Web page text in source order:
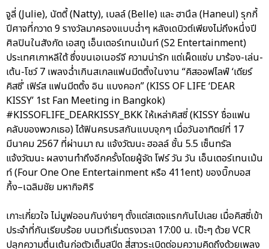
จูลี่ (Julie), นัตตี้ (Natty), เบลล์ (Belle) และ ฮานึล (Haneul) รุกกี้
ปีศาจที่กวาด 9 รางวัลมาครองแบบฉ่ำๆ หลังเดบิวต์เพียงไม่ถึงหนึ่งปี
ศิลปินในสังกัด เอสทู เอ็นเตอร์เทนเม้นท์ (S2 Entertainment)
ประเทศเกาหลีใต้ ซึ่งขนเอเนอร์จี ความน่ารัก แต่เผ็ดแซ่บ มาร้อง-เล่น-
เต้น-โชว์ 7 เพลงฉ่ำเกินสเกลแฟนมีตติ้งในงาน “คิสออฟไลฟ์ ‘เดียร์
คิสซี่’ เฟิร์ส แฟนมีตติ้ง อิน แบงคอก” (KISS OF LIFE ‘DEAR
KISSY’ 1st Fan Meeting in Bangkok)
#KISSOFLIFE_DEARKISSY_BKK ให้เหล่าคิสซี่ (KISSY ชื่อแฟน
คลับของพวกเธอ) ได้ฟินครบรสกันแบบจุกๆ เมื่อวันอาทิตย์ที่ 17
มีนาคม 2567 ที่ผ่านมา ณ แจ้งวัฒนะ ฮอลล์ ชั้น 5.5 เซ็นทรัล
แจ้งวัฒนะ ผลงานทำถึงอีกครั้งโดยผู้จัด โฟร์ วัน วัน เอ็นเตอร์เทนเม้น
ท์ (Four One One Entertainment หรือ 411ent) ของบิ๊กบอส
กึ้ง–เฉลิมชัย มหากิจศิริ
เกาะเกี่ยวใจ ไม่มูฟออนกันง่ายๆ ตั้งแต่สเตจแรกกันไปเลย เมื่อคิสซี่เข้า
ประจำที่กันเรียบร้อย บนเวทีเริ่มตรงเวลา 17:00 น. เป๊ะๆ ด้วย VCR
ปลุกความตื่นเต้นก่อตัวเต็มสปีด สี่สาวระเบิดต่อมความคิดถึงด้วยเพลง